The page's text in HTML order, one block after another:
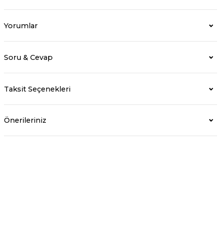
Yorumlar
Soru & Cevap
Taksit Seçenekleri
Önerileriniz